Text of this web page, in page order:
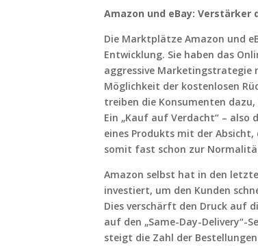
Amazon und eBay: Verstärker
Die Marktplätze Amazon und
Entwicklung. Sie haben das
aggressive Marketingstrategie
Möglichkeit der kostenlosen
treiben die Konsumenten
Ein „Kauf auf Verdacht“ – also
eines Produkts mit der Absicht,
somit fast schon zur
Amazon selbst hat in den
investiert, um den Kunden
Dies verschärft den Druck auf
auf den „Same-Day-Delivery“-
steigt die Zahl der